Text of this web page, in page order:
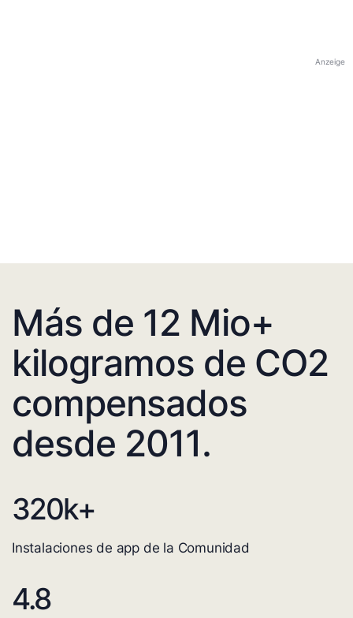
Anzeige
Más de 12 Mio+
kilogramos de CO2
compensados
desde 2011.
320k+
Instalaciones de app de la Comunidad
4.8